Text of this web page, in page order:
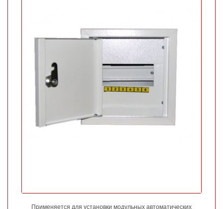
Применяется для установки модульных автоматических